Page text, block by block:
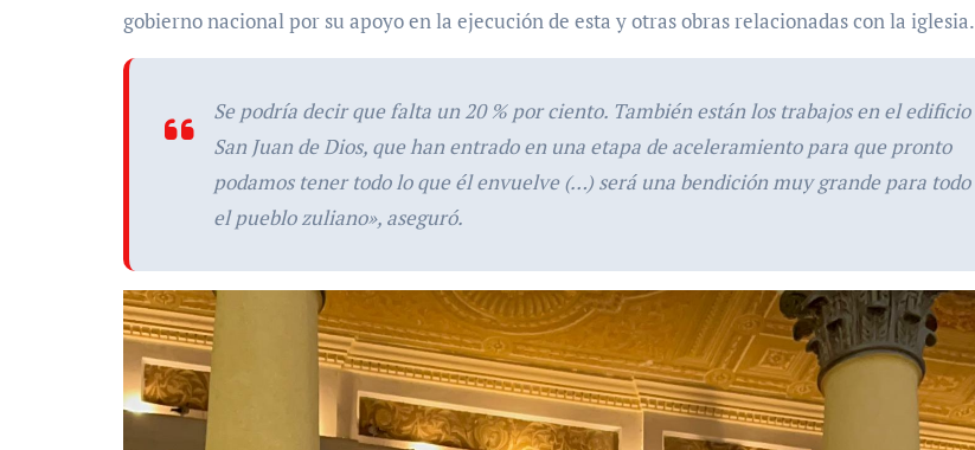
gobierno nacional por su apoyo en la ejecución de esta y otras obras relacionadas con la iglesia.
Se podría decir que falta un 20 % por ciento. También están los trabajos en el edificio
San Juan de Dios, que han entrado en una etapa de aceleramiento para que pronto
podamos tener todo lo que él envuelve (…) será una bendición muy grande para todo
el pueblo zuliano», aseguró.